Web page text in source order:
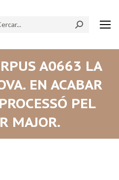
A0663 LA
EN ACABAR
PEL
MAJOR.